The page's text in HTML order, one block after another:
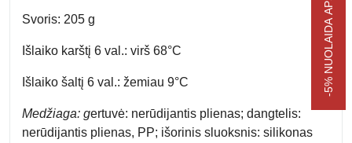
Svoris: 205 g
Išlaiko karštį 6 val.: virš 68°C
Išlaiko šaltį 6 val.: žemiau 9°C
Medžiaga: gertuvė: nerūdijantis plienas; dangtelis:
nerūdijantis plienas, PP; išorinis sluoksnis: silikonas